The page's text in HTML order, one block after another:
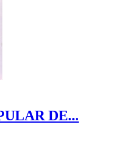
DE...